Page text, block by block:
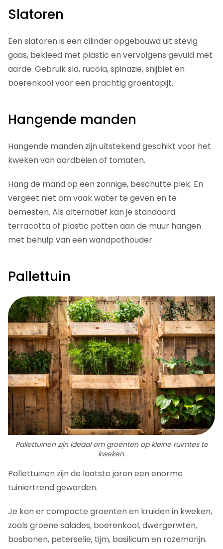
Slatoren
Een slatoren is een cilinder opgebouwd uit stevig
gaas, bekleed met plastic en vervolgens gevuld met
aarde. Gebruik sla, rucola, spinazie, snijbiet en
boerenkool voor een prachtig groentapijt.
Hangende manden
Hangende manden zijn uitstekend geschikt voor het
kweken van aardbeien of tomaten.
Hang de mand op een zonnige, beschutte plek. En
vergeet niet om vaak water te geven en te
bemesten. Als alternatief kan je standaard
terracotta of plastic potten aan de muur hangen
met behulp van een wandpothouder.
Pallettuin
Pallettuinen zijn ideaal om groenten op kleine ruimtes te
kweken.
Pallettuinen zijn de laatste jaren een enorme
tuiniertrend geworden.
Je kan er compacte groenten en kruiden in kweken,
zoals groene salades, boerenkool, dwergerwten,
bosbonen, peterselie, tijm, basilicum en rozemarijn.